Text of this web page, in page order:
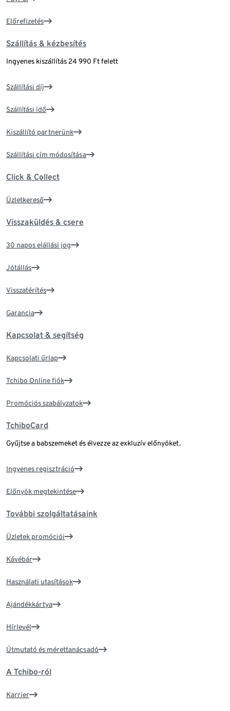
Előrefizetés
Szállítás & kézbesítés
Ingyenes kiszállítás 24 990 Ft felett
Szállítási díj
Szállítási idő
Kiszállító partnerünk
Szállítási cím módosítása
Click & Collect
Üzletkereső
Visszaküldés & csere
30 napos elállási jog
Jótállás
Visszatérítés
Garancia
Kapcsolat & segítség
Kapcsolati űrlap
Tchibo Online fiók
Promóciós szabályzatok
TchiboCard
Gyűjtse a babszemeket és élvezze az exkluzív előnyöket.
Ingyenes regisztráció
Előnyök megtekintése
További szolgáltatásaink
Üzletek promóciói
Kávébár
Használati utasítások
Ajándékkártya
Hírlevél
Útmutató és mérettanácsadó
A Tchibo-ról
Karrier